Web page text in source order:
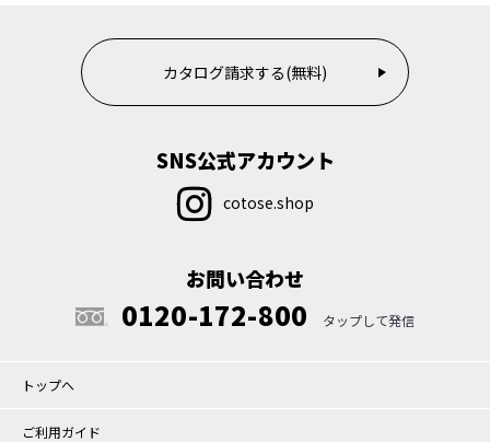
カタログ請求する(無料)
SNS公式アカウント
cotose.shop
お問い合わせ
0120-172-800
トップへ
ご利用ガイド